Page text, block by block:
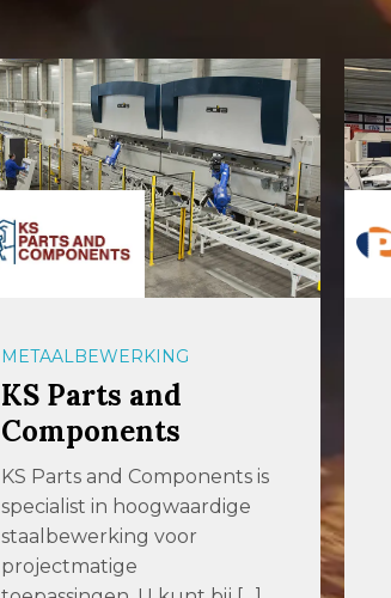
METAALBEWERKING
KS Parts and
Components
KS Parts and Components is
specialist in hoogwaardige
staalbewerking voor
projectmatige